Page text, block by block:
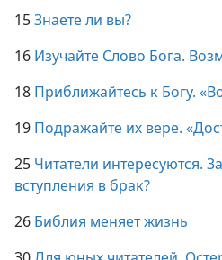
ПОСТОЯННЫЕ РУБРИКИ
15 Знаете ли вы?
16 Изучайте Слово Бога.
18 Приближайтесь к Богу.
19 Подражайте их вере.
25Читатели интересуются.
вступления в брак?
26 Библия меняет жизнь